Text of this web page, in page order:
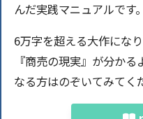
んだ実践マニュアルです。
6万字を超える大作にな
『商売の現実』が分か
なる方はのぞいてみてく